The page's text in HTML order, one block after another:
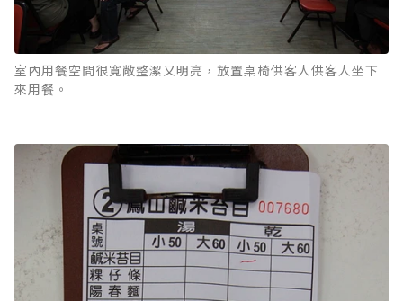
室內用餐空間很寬敞整潔又明亮，放置桌椅供客人供客人坐下
來用餐。